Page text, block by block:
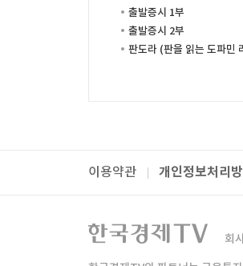
출발증시 1부
출발증시 2부
판도라 (판을 읽는 도파민
이용약관 개인정보처리
패밀리사이트
한국경제TV
한경미디어그룹 한
회